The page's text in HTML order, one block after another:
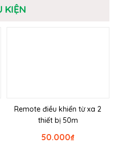
KIỆN
Remote điều khiển từ xa 2
thiết bị 50m
₫
50.000